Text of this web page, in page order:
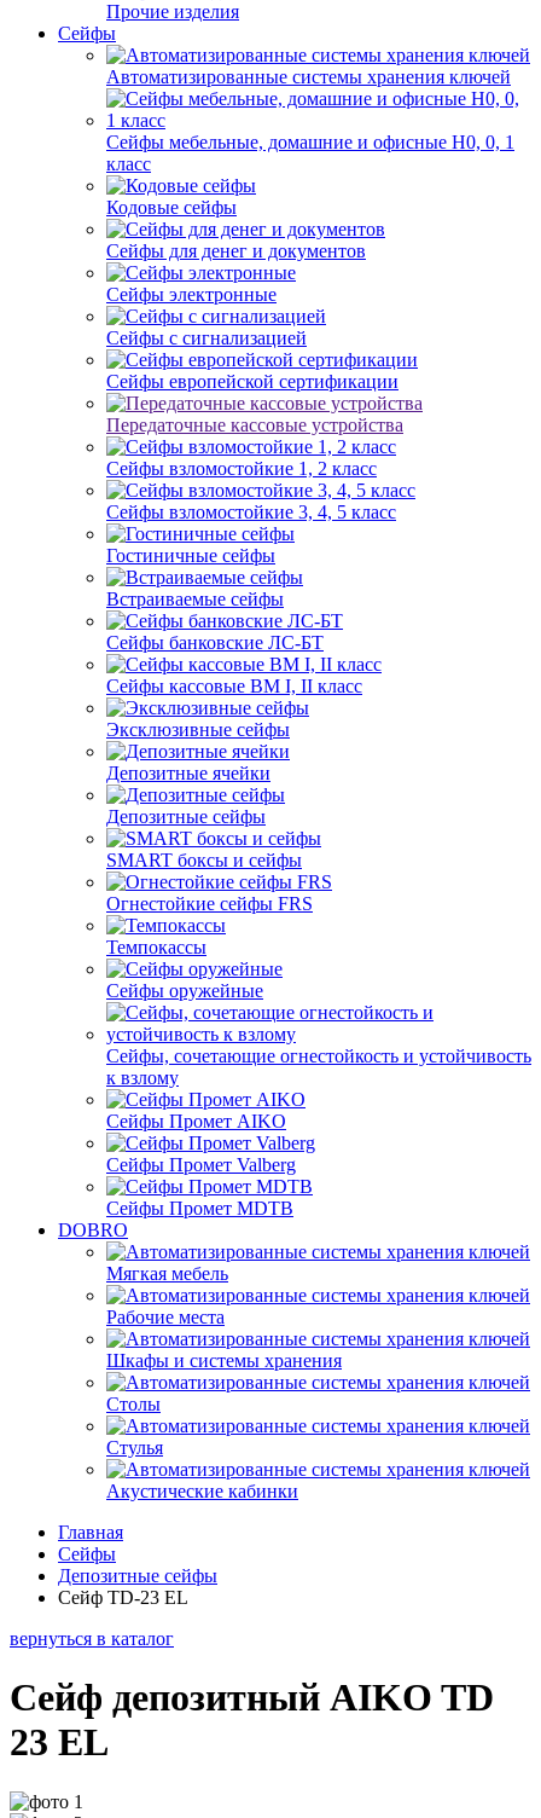
Прочие изделия
Сейфы
Автоматизированные системы хранения ключей
Сейфы мебельные, домашние и офисные Н0, 0, 1
класс
Кодовые сейфы
Сейфы для денег и документов
Сейфы электронные
Сейфы с сигнализацией
Сейфы европейской сертификации
Передаточные кассовые устройства
Сейфы взломостойкие 1, 2 класс
Сейфы взломостойкие 3, 4, 5 класс
Гостиничные сейфы
Встраиваемые сейфы
Сейфы банковские ЛС-БТ
Сейфы кассовые ВМ I, II класс
Эксклюзивные сейфы
Депозитные ячейки
Депозитные сейфы
SMART боксы и сейфы
Огнестойкие сейфы FRS
Темпокассы
Сейфы оружейные
Сейфы, сочетающие огнестойкость и устойчивость
к взлому
Сейфы Промет AIKO
Сейфы Промет Valberg
Сейфы Промет MDTB
DOBRO
Мягкая мебель
Рабочие места
Шкафы и системы хранения
Столы
Стулья
Акустические кабинки
Главная
Сейфы
Депозитные сейфы
Сейф TD-23 EL
вернуться в каталог
Сейф депозитный AIKO TD
23 EL